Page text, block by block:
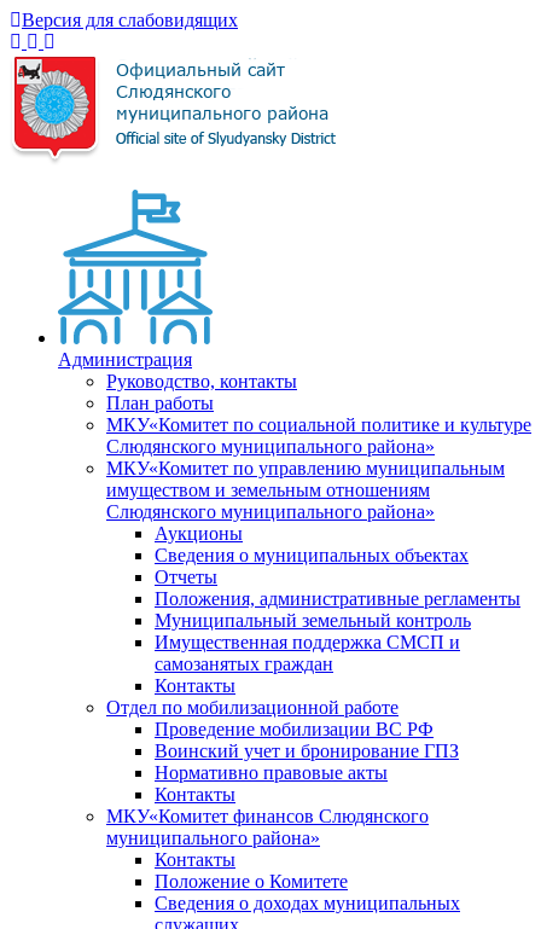
Версия для слабовидящих
Администрация
Руководство, контакты
План работы
МКУ«Комитет по социальной политике и культуре
Слюдянского муниципального района»
МКУ«Комитет по управлению муниципальным
имуществом и земельным отношениям
Слюдянского муниципального района»
Аукционы
Сведения о муниципальных объектах
Отчеты
Положения, административные регламенты
Муниципальный земельный контроль
Имущественная поддержка СМСП и
самозанятых граждан
Контакты
Отдел по мобилизационной работе
Проведение мобилизации ВС РФ
Воинский учет и бронирование ГПЗ
Нормативно правовые акты
Контакты
МКУ«Комитет финансов Слюдянского
муниципального района»
Контакты
Положение о Комитете
Сведения о доходах муниципальных
служащих